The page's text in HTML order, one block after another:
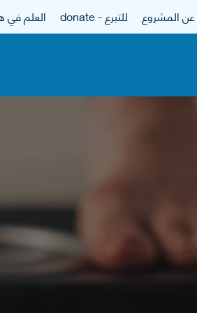
عن المشروع للتبرع - donate العلم في